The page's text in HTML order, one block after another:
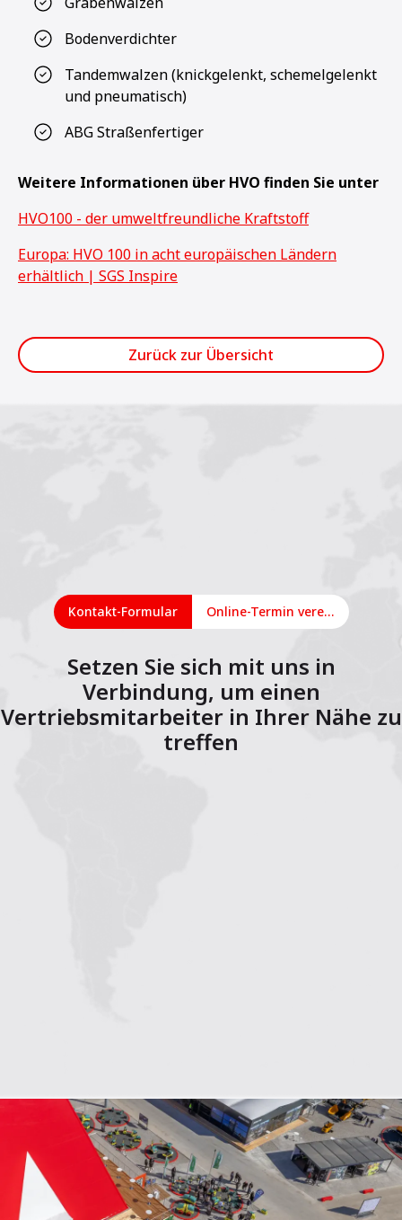
Bodenverdichter
Tandemwalzen (knickgelenkt, schemelgelenkt
und pneumatisch)
ABG Straßenfertiger
Weitere Informationen über HVO finden Sie unter
HVO100 - der umweltfreundliche Kraftstoff
Europa: HVO 100 in acht europäischen Ländern
erhältlich | SGS Inspire
Zurück zur Übersicht
Kontakt-Formular Online-Termin vereinbaren
Setzen Sie sich mit uns in
Verbindung, um einen
Vertriebsmitarbeiter in Ihrer Nähe zu
treffen